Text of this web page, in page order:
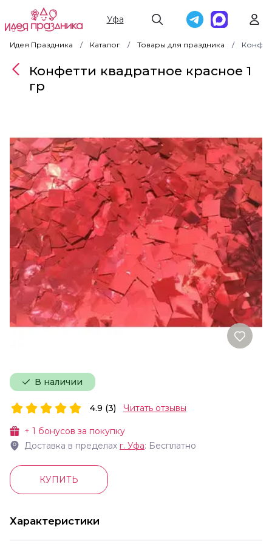
Уфа
Идея Праздника Каталог Товары для праздника
В наличии
Конфетти квадратное красное 1
гр
+ 1 бонусов за покупку
Доставка в пределах г. Уфа: Бесплатно
4.9 (3) Читать отзывы
КУПИТЬ
Характеристики